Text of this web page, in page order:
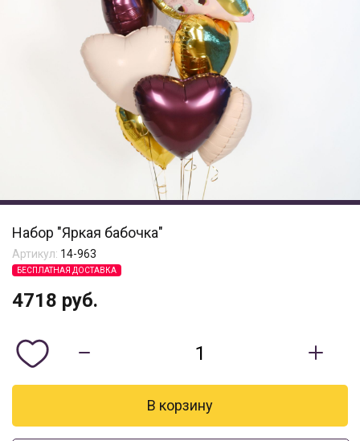
Набор "Яркая бабочка"
Артикул: 14-963
БЕСПЛАТНАЯ ДОСТАВКА
4718 руб.